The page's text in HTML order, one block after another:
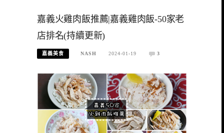
嘉義火雞肉飯推薦|嘉義雞肉飯-50家老
店排名(持續更新)
嘉義美食 NASH 2024-01-19 3